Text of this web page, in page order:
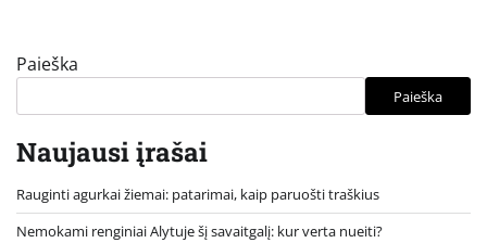
Paieška
Paieška
Naujausi įrašai
Rauginti agurkai žiemai: patarimai, kaip paruošti traškius
Nemokami renginiai Alytuje šį savaitgalį: kur verta nueiti?